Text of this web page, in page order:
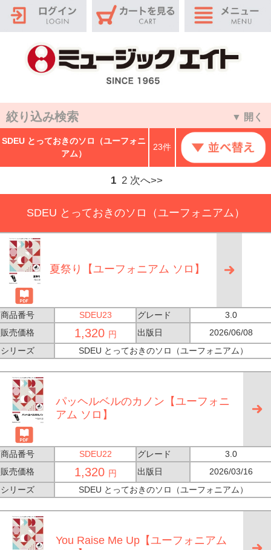
絞り込み検索 ▼ 開く
SDEU とっておきのソロ（ユーフォニ
アム）
23件
1 2 次へ>>
SDEU とっておきのソロ（ユーフォニアム）
夏祭り【ユーフォニアム ソロ】
商品番号 SDEU23 グレード
3.0
販売価格
1,320 円 出版日
2026/06/08
シリーズ
SDEU とっておきのソロ（ユーフォニアム）
パッヘルベルのカノン【ユーフォニ
アム ソロ】
商品番号 SDEU22 グレード
3.0
販売価格
1,320 円 出版日
2026/03/16
シリーズ
SDEU とっておきのソロ（ユーフォニアム）
You Raise Me Up【ユーフォニアム